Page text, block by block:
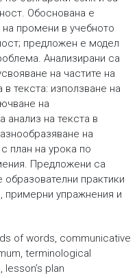
Обоснована е
промени в учебното
предложен е модел
Анализирани са
на частите на
текста: използване на
на
анализ на текста в
на
план на урока по
Предложени са
практики
примерни упражнения и
of words, communicative
terminological
plan